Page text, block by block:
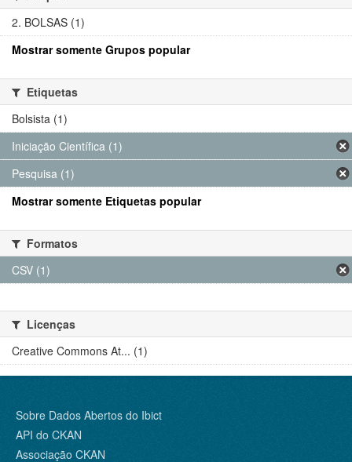
2. BOLSAS (1)
Mostrar somente Grupos popular
Etiquetas
Bolsista (1)
Iniciação Científica (1)
Pesquisa (1)
Mostrar somente Etiquetas popular
Formatos
CSV (1)
Licenças
Creative Commons At... (1)
Sobre Dados Abertos do Ibict
API do CKAN
Associação CKAN